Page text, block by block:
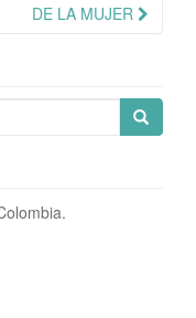
DE LA MUJER